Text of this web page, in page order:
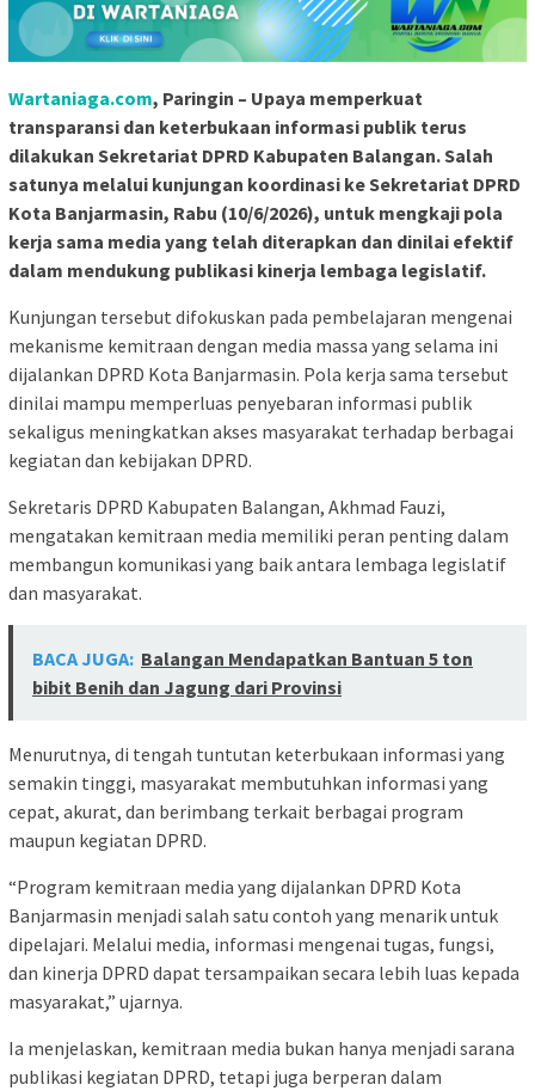
Wartaniaga.com, Paringin – Upaya memperkuat
transparansi dan keterbukaan informasi publik terus
dilakukan Sekretariat DPRD Kabupaten Balangan. Salah
satunya melalui kunjungan koordinasi ke Sekretariat DPRD
Kota Banjarmasin, Rabu (10/6/2026), untuk mengkaji pola
kerja sama media yang telah diterapkan dan dinilai efektif
dalam mendukung publikasi kinerja lembaga legislatif.
Kunjungan tersebut difokuskan pada pembelajaran mengenai
mekanisme kemitraan dengan media massa yang selama ini
dijalankan DPRD Kota Banjarmasin. Pola kerja sama tersebut
dinilai mampu memperluas penyebaran informasi publik
sekaligus meningkatkan akses masyarakat terhadap berbagai
kegiatan dan kebijakan DPRD.
Sekretaris DPRD Kabupaten Balangan, Akhmad Fauzi,
mengatakan kemitraan media memiliki peran penting dalam
membangun komunikasi yang baik antara lembaga legislatif
dan masyarakat.
BACA JUGA: Balangan Mendapatkan Bantuan 5 ton
bibit Benih dan Jagung dari Provinsi
Menurutnya, di tengah tuntutan keterbukaan informasi yang
semakin tinggi, masyarakat membutuhkan informasi yang
cepat, akurat, dan berimbang terkait berbagai program
maupun kegiatan DPRD.
“Program kemitraan media yang dijalankan DPRD Kota
Banjarmasin menjadi salah satu contoh yang menarik untuk
dipelajari. Melalui media, informasi mengenai tugas, fungsi,
dan kinerja DPRD dapat tersampaikan secara lebih luas kepada
masyarakat,” ujarnya.
Ia menjelaskan, kemitraan media bukan hanya menjadi sarana
publikasi kegiatan DPRD, tetapi juga berperan dalam